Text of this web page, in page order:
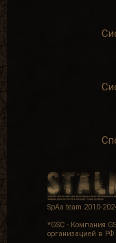
SpAa team 2010-
*GSC - Компания
организацией в РФ.